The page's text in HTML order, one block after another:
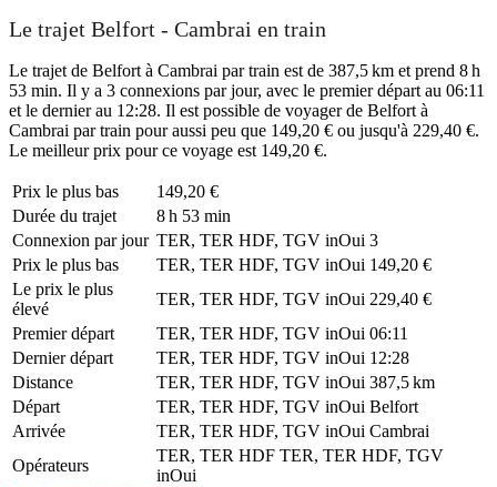
Le trajet Belfort - Cambrai en train
Le trajet de Belfort à Cambrai par train est de 387,5 km et prend 8 h
53 min. Il y a 3 connexions par jour, avec le premier départ au 06:11
et le dernier au 12:28. Il est possible de voyager de Belfort à
Cambrai par train pour aussi peu que 149,20 € ou jusqu'à 229,40 €.
Le meilleur prix pour ce voyage est 149,20 €.
Prix ​​le plus bas
149,20 €
Durée du trajet
8 h 53 min
Connexion par jour TER, TER HDF, TGV inOui 3
Prix ​​le plus bas
TER, TER HDF, TGV inOui 149,20 €
Le prix le plus
élevé
TER, TER HDF, TGV inOui 229,40 €
Premier départ
TER, TER HDF, TGV inOui 06:11
Dernier départ
TER, TER HDF, TGV inOui 12:28
Distance
TER, TER HDF, TGV inOui 387,5 km
Départ
TER, TER HDF, TGV inOui Belfort
Arrivée
TER, TER HDF, TGV inOui Cambrai
Opérateurs
TER, TER HDF TER, TER HDF, TGV
inOui